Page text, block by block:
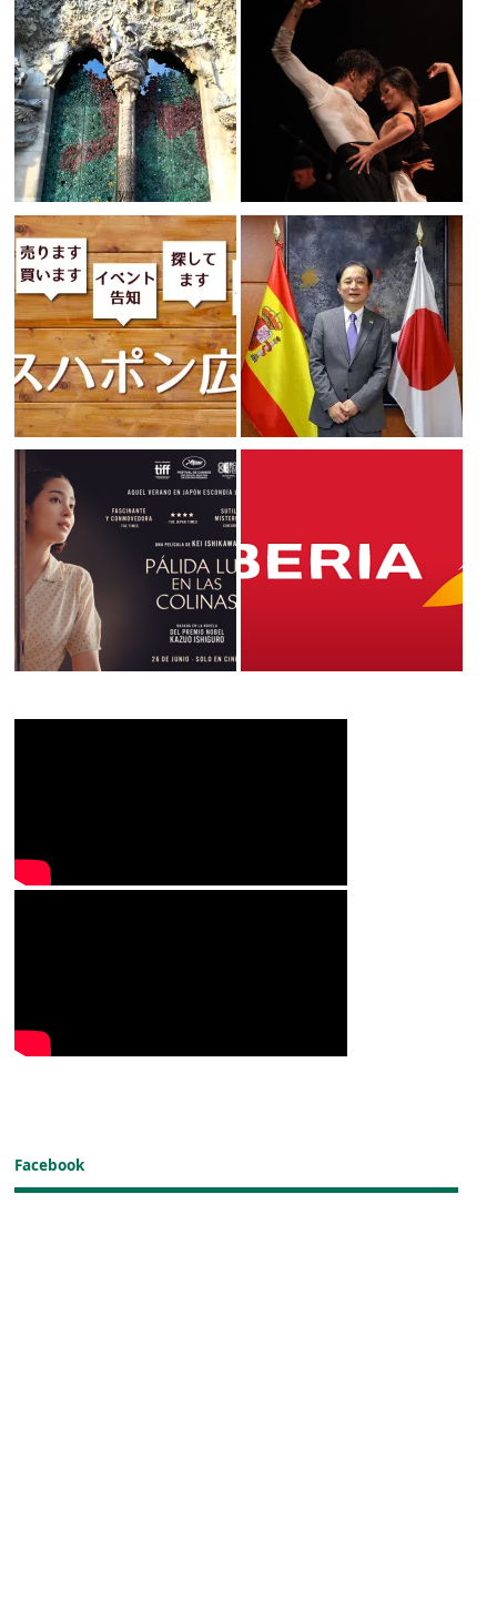
Facebook